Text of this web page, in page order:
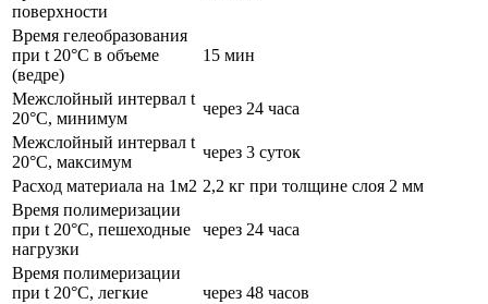
поверхности
Время гелеобразования
при t 20°C в объеме
(ведре)
15 мин
Межслойный интервал t
20°С, минимум
через 24 часа
Межслойный интервал t
20°С, максимум
через 3 суток
Расход материала на 1м2 2,2 кг при толщине слоя 2 мм
Время полимеризации
при t 20°C, пешеходные
нагрузки
через 24 часа
Время полимеризации
при t 20°C, легкие
через 48 часов